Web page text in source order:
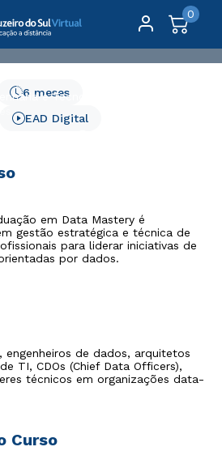
0
e Tecnologia
6 meses
EAD Digital
em Data Mastery é
gestão estratégica e técnica de
para liderar iniciativas de
por dados.
engenheiros de dados, arquitetos
TI, CDOs (Chief Data Officers),
técnicos em organizações data-
Curso